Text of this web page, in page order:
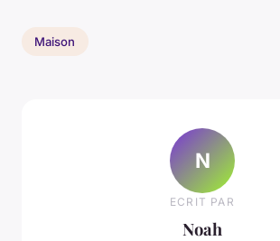
Maison
N
ECRIT PAR
Noah